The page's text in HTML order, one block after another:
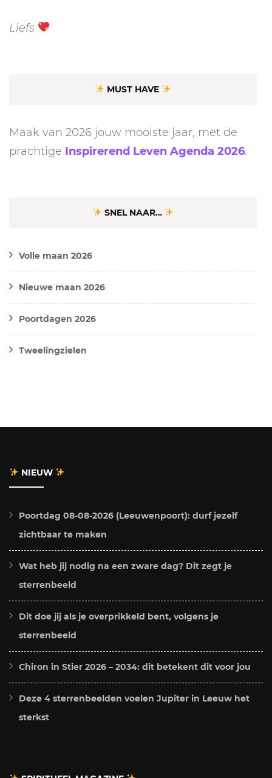
Liefs
MUST HAVE
Maak van 2026 jouw mooiste jaar, met de
prachtige Inspirerend Leven Agenda 2026.
SNEL NAAR…
Volle maan 2026
Nieuwe maan 2026
Poortdagen 2026
Tweelingzielen
NIEUW
Poortdag 08-08-2026 (Leeuwenpoort): durf jezelf
zichtbaar te maken
Wat heb jij nodig na een zware dag? Dit zegt je
sterrenbeeld
Dit doe jij als je overprikkeld bent, volgens je
sterrenbeeld
Chiron in Stier 2026 – 2034: dit betekent dit voor jou
Deze 4 sterrenbeelden voelen Jupiter in Leeuw het
sterkst